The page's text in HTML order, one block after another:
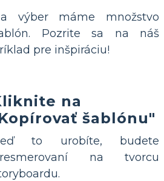
výber máme množstvo
Pozrite sa na náš
pre inšpiráciu!
na
šablónu"
to urobíte, budete
na tvorcu